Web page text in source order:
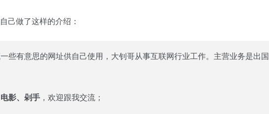
己做了这样的介绍：
些有意思的网址供自己使用，大钊哥从事互联网行业工作。主营业务是出国
影、剁手 ，欢迎跟我交流；